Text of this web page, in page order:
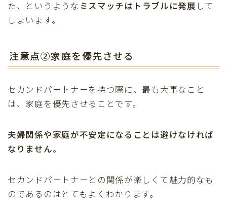
た、というような ミスマッチはトラブルに発展 して
しまいます。
注意点②家庭を優先させる
セカンドパートナーを持つ際に、最も大事なこと
は、家庭を優先させることです。
夫婦関係や家庭が不安定になることは避けなければ
なりません。
セカンドパートナーとの関係が楽しくて魅力的なも
のであるのはとてもよくわかります。